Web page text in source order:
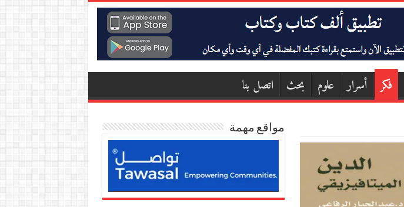
فكر أسرار علوم بحث اتصل بنا
مواقع مهمة